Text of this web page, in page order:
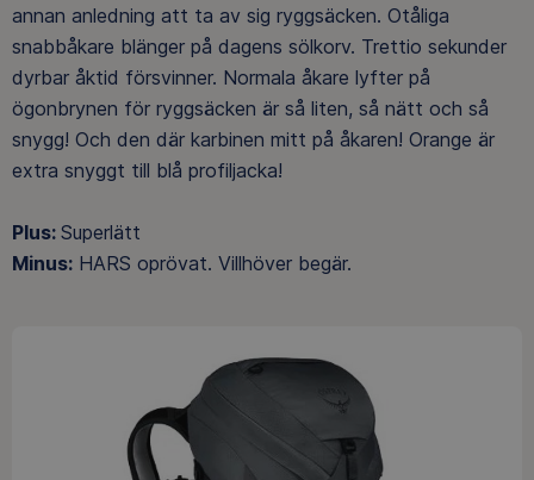
annan anledning att ta av sig ryggsäcken. Otåliga
snabbåkare blänger på dagens sölkorv. Trettio sekunder
dyrbar åktid försvinner. Normala åkare lyfter på
ögonbrynen för ryggsäcken är så liten, så nätt och så
snygg! Och den där karbinen mitt på åkaren! Orange är
extra snyggt till blå profiljacka!
Plus: Superlätt
Minus: HARS oprövat. Villhöver begär.